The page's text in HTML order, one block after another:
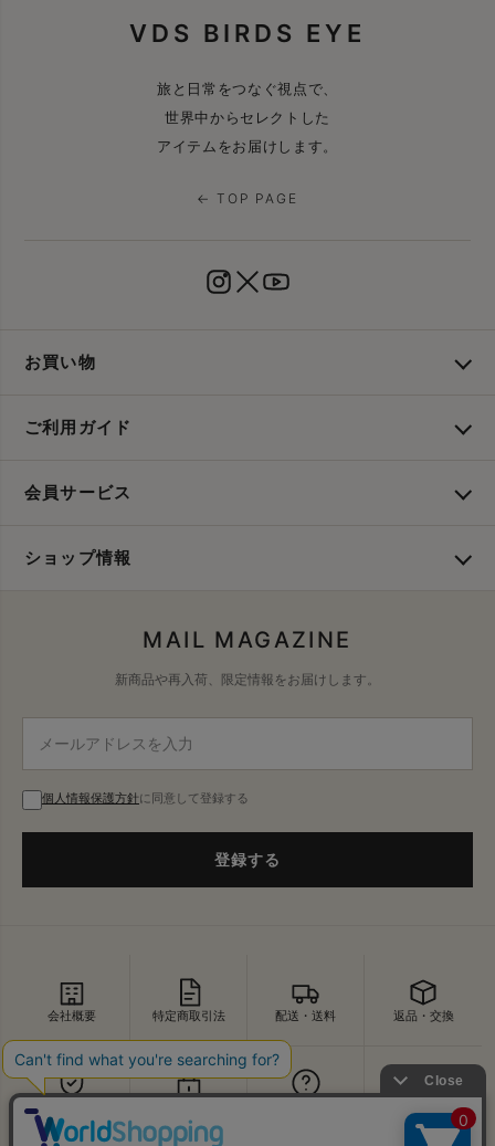
VDS BIRDS EYE
旅と日常をつなぐ視点で、
世界中からセレクトした
アイテムをお届けします。
← TOP PAGE
お買い物
ご利用ガイド
会員サービス
ショップ情報
MAIL MAGAZINE
新商品や再入荷、限定情報をお届けします。
個人情報保護方針に同意して登録する
登録する
会社概要 特定商取引法 配送・送料 返品・交換
セキュリティ お問い合わせ